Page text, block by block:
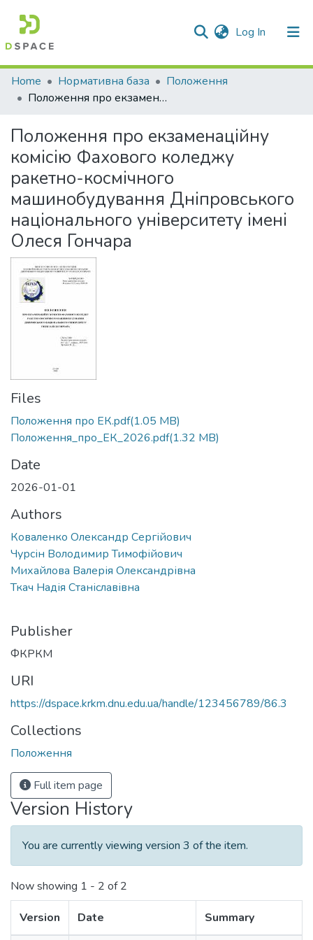
Log In (current)
Communities & Collections
Statistics
Home Нормативна база
Положення
Положення про екзаменаційну комісію Фахового коледжу ракетно-космічного машинобудування Дніпровського національного університету імені Олеся Гончара
Положення про екзаменаційну
комісію Фахового коледжу
ракетно-космічного
машинобудування Дніпровського
національного університету імені
Олеся Гончара
Files
Положення про ЕК.pdf(1.05 MB)
Положення_про_ЕК_2026.pdf(1.32 MB)
Date
2026-01-01
Authors
Коваленко Олександр Сергійович
Чурсін Володимир Тимофійович
Михайлова Валерія Олександрівна
Ткач Надія Станіславівна
Publisher
ФКРКМ
URI
https://dspace.krkm.dnu.edu.ua/handle/123456789/86.3
Collections
Положення
Full item page
Version History
You are currently viewing version 3 of the item.
Now showing 1 - 2 of 2
Version Date Summary